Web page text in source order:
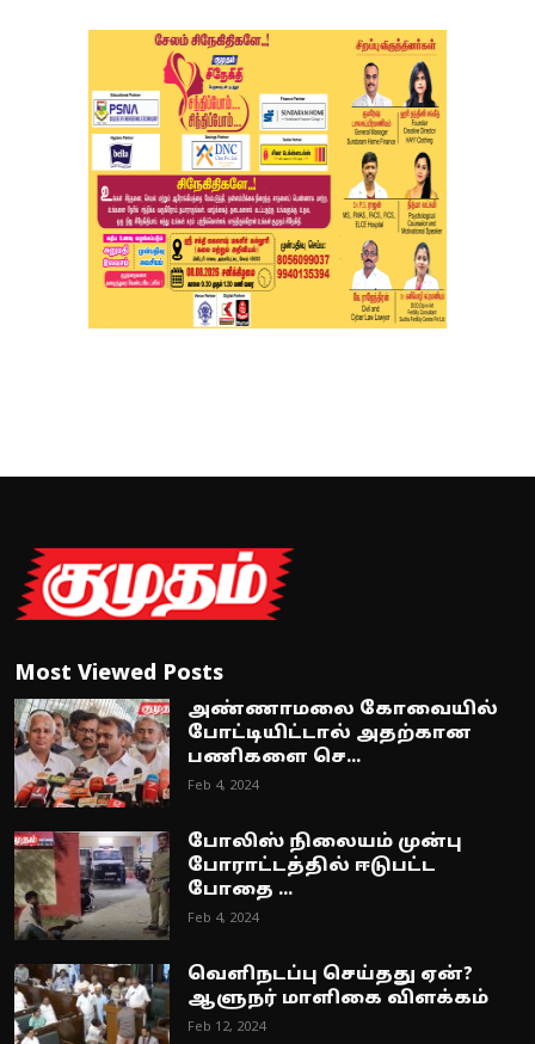
Most Viewed Posts
அண்ணாமலை கோவையில்
போட்டியிட்டால் அதற்கான
பணிகளை செ...
Feb 4, 2024
போலிஸ் நிலையம் முன்பு
போராட்டத்தில் ஈடுபட்ட
போதை ...
Feb 4, 2024
வெளிநடப்பு செய்தது ஏன்?
ஆளுநர் மாளிகை விளக்கம்
Feb 12, 2024